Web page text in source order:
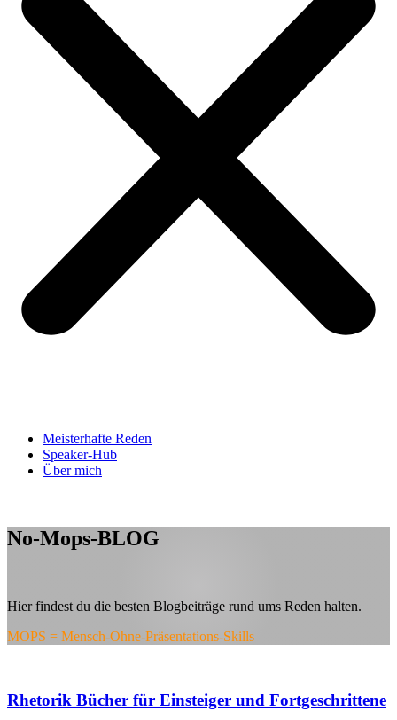
Meisterhafte Reden
Speaker-Hub
Über mich
No-Mops-BLOG
Hier findest du die besten Blogbeiträge rund ums Reden halten.
MOPS = Mensch-Ohne-Präsentations-Skills
Rhetorik Bücher für Einsteiger und Fortgeschrittene